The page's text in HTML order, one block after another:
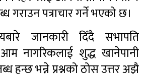
गराउन पत्राचार गर्ने भएको छ।
जानकारी दिँदै सभापति
नागरिकलाई शुद्ध खानेपानी
हुन्छ भन्ने प्रश्नको ठोस उत्तर अझै